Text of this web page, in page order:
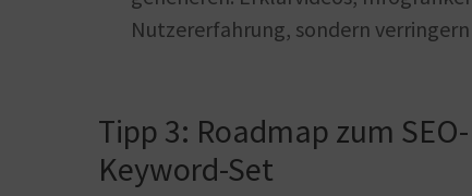
Nutzererfahrung, sondern
Tipp 3: Roadmap zum
Keyword-Set